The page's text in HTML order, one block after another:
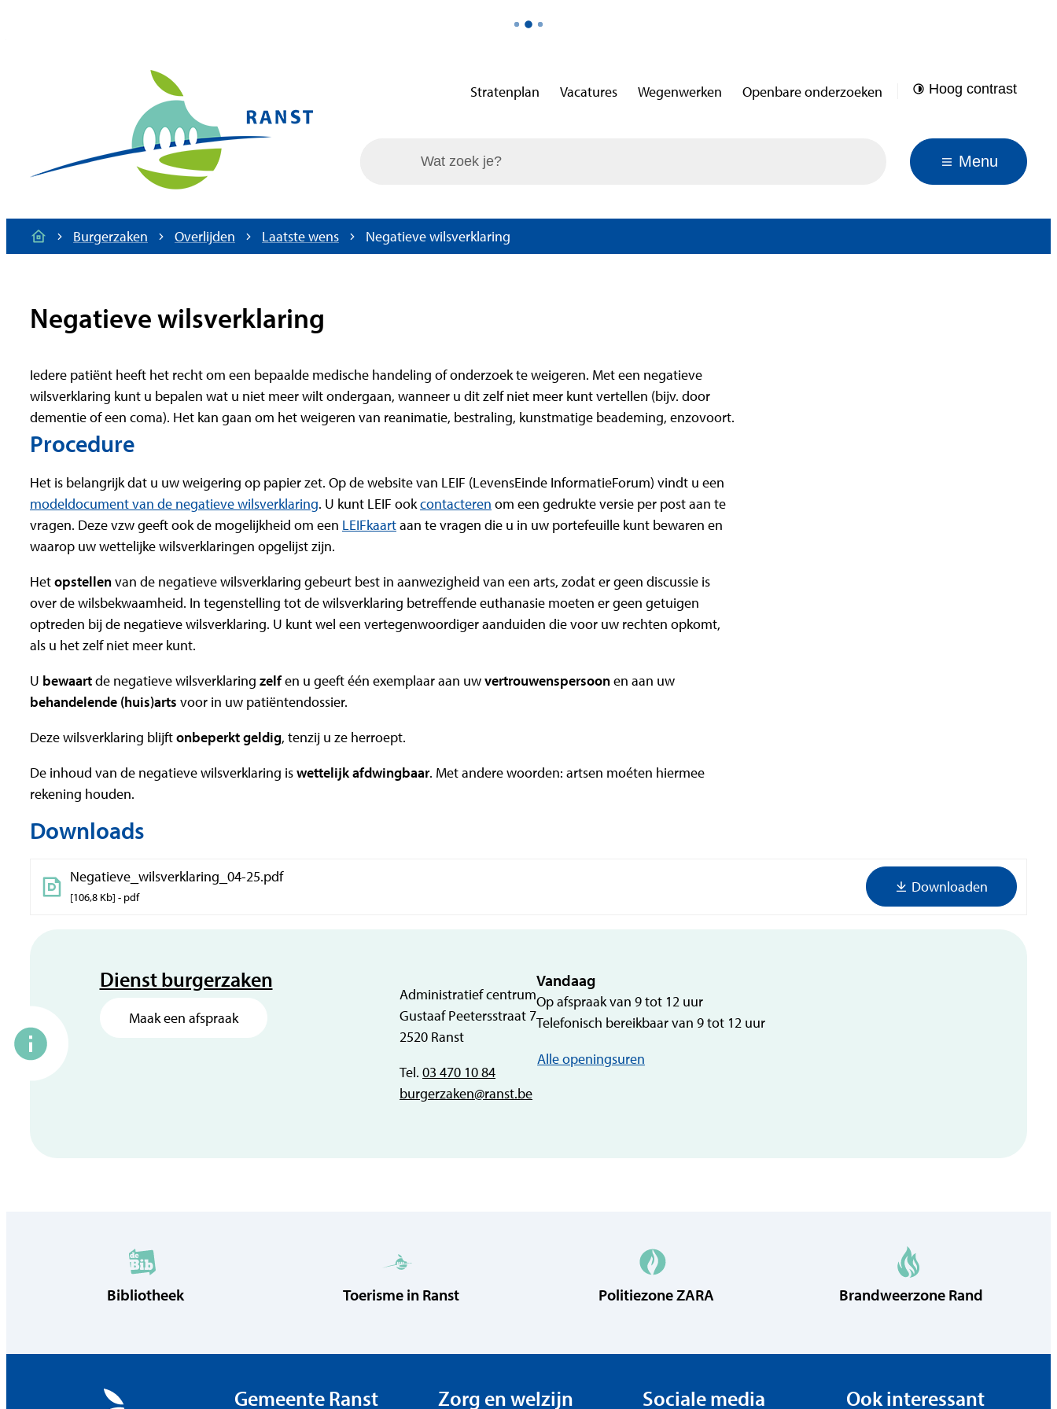
Stratenplan Vacatures Wegenwerken Openbare onderzoeken Hoog contrast
Menu
Startpagina
Burgerzaken Overlijden Laatste wens Negatieve wilsverklaring
Negatieve wilsverklaring
Iedere patiënt heeft het recht om een bepaalde medische handeling of onderzoek te weigeren. Met een negatieve
wilsverklaring kunt u bepalen wat u niet meer wilt ondergaan, wanneer u dit zelf niet meer kunt vertellen (bijv. door
dementie of een coma). Het kan gaan om het weigeren van reanimatie, bestraling, kunstmatige beademing, enzovoort.
Procedure
Het is belangrijk dat u uw weigering op papier zet. Op de website van LEIF (LevensEinde InformatieForum) vindt u een
modeldocument van de negatieve wilsverklaring. U kunt LEIF ookcontacteren om een gedrukte versie per post aan te
vragen. Deze vzw geeft ook de mogelijkheid om een LEIFkaartaan te vragen die u in uw portefeuille kunt bewaren en
waarop uw wettelijke wilsverklaringen opgelijst zijn.
Hetopstellenvan de negatieve wilsverklaring gebeurt best in aanwezigheid van een arts, zodat er geen discussie is
over de wilsbekwaamheid. In tegenstelling tot de wilsverklaring betreffende euthanasie moeten er geen getuigen
optreden bij de negatieve wilsverklaring. U kunt wel een vertegenwoordiger aanduiden die voor uw rechten opkomt,
als u het zelf niet meer kunt.
U bewaartde negatieve wilsverklaring zelfen u geeft één exemplaar aan uwvertrouwenspersoonen aan uw
behandelende (huis)arts voor in uw patiëntendossier.
Deze wilsverklaring blijftonbeperkt geldig, tenzij u ze herroept.
De inhoud van de negatieve wilsverklaring iswettelijk afdwingbaar. Met andere woorden: artsen moéten hiermee
rekening houden.
Downloads
Negatieve_wilsverklaring_04-25.pdf
106,8 Kb pdf
Downloaden
Contact
Dienst burgerzaken
Maak een afspraak
AdresAdministratief centrum
Gustaaf Peetersstraat 7
,2520 Ranst
03 470 10 84
E-mailburgerzaken@ranst.be
Vandaag
Op afspraak van 9tot 12 uur
Telefonisch bereikbaar van 9tot 12 uur
Alle openingsuren
Bibliotheek Toerisme in Ranst Politiezone ZARA Brandweerzone Rand
Gemeente Ranst Zorg en welzijn Sociale media Ook interessant